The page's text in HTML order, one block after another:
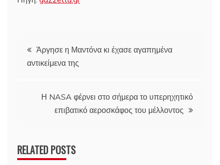
Πλοήγηση
άρθρων
Άργησε η Μαντόνα κι έχασε αγαπημένα
αντικείμενα της
Η NASA φέρνει στο σήμερα το υπερηχητικό
επιβατικό αεροσκάφος του μέλλοντος
RELATED POSTS